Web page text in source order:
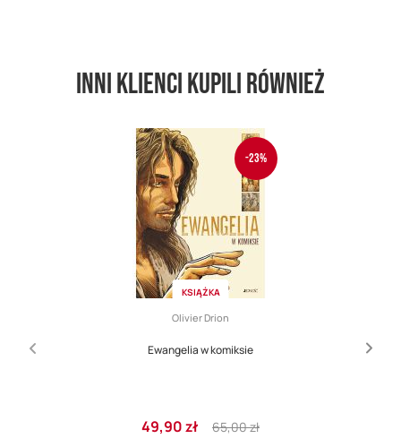
Inni klienci kupili również
-23%
KSIĄŻKA
Olivier Drion
Ewangelia w komiksie
Cena
promocyjna
49,90 zł
Regular
Price
65,00 zł